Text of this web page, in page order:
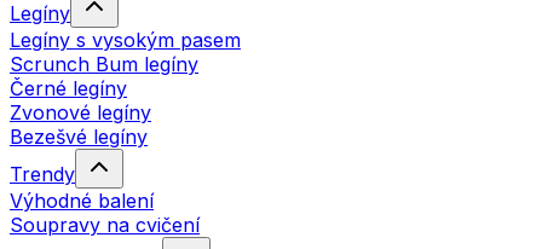
Legíny
Legíny s vysokým pasem
Scrunch Bum legíny
Černé legíny
Zvonové legíny
Bezešvé legíny
Trendy
Výhodné balení
Soupravy na cvičení